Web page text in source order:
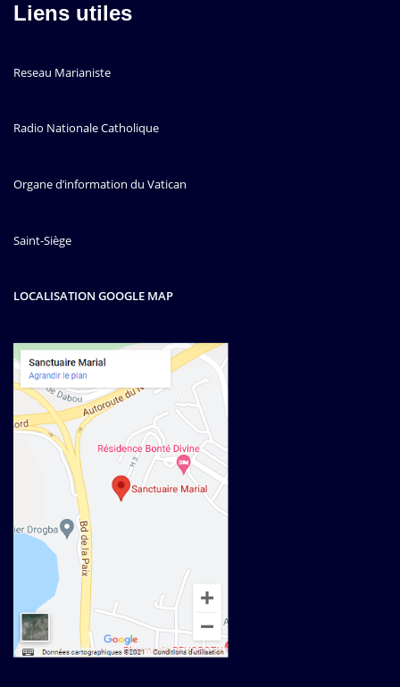
Liens utiles
Reseau Marianiste
Radio Nationale Catholique
Organe d’information du Vatican
Saint-Siège
LOCALISATION GOOGLE MAP